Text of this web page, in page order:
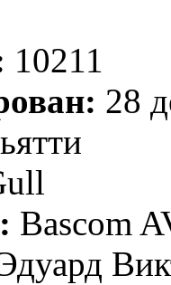
10211
28
Bascom